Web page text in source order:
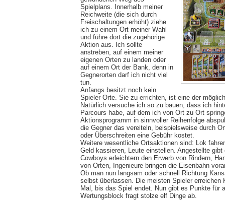
Spielplans. Innerhalb meiner
Reichweite (die sich durch
Freischaltungen erhöht) ziehe
ich zu einem Ort meiner Wahl
und führe dort die zugehörige
Aktion aus. Ich sollte
anstreben, auf einem meiner
eigenen Orten zu landen oder
auf einem Ort der Bank, denn in
Gegnerorten darf ich nicht viel
tun.
Anfangs besitzt noch kein
Spieler Orte. Sie zu errichten, ist eine der
Natürlich versuche ich so zu bauen, dass ich
Parcours habe, auf dem ich von Ort zu Ort
Aktionsprogramm in sinnvoller Reihenfolge
die Gegner das vereiteln, beispielsweise durch
oder Überschreiten eine Gebühr kostet.
Weitere wesentliche Ortsaktionen sind: Lok
Geld kassieren, Leute einstellen. Angestellte gibt
Cowboys erleichtern den Erwerb von Rindern,
von Orten, Ingenieure bringen die Eisenbahn
Ob man nun langsam oder schnell Richtung
selbst überlassen. Die meisten Spieler erreichen
Mal, bis das Spiel endet. Nun gibt es Punkte für
Wertungsblock fragt stolze elf Dinge ab.